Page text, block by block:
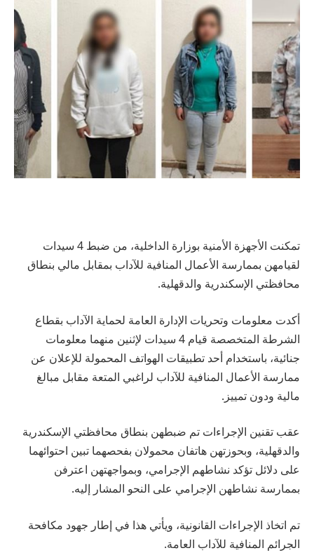
تمكنت الأجهزة الأمنية بوزارة الداخلية، من ضبط 4 سيدات
لقيامهن بممارسة الأعمال المنافية للآداب بمقابل مالي بنطاق
محافظتي الإسكندرية والدقهلية.
أكدت معلومات وتحريات الإدارة العامة لحماية الآداب بقطاع
الشرطة المتخصصة قيام 4 سيدات لإثنين منهما معلومات
جنائية، باستخدام أحد تطبيقات الهواتف المحمولة للإعلان عن
ممارسة الأعمال المنافية للآداب لراغبي المتعة مقابل مبالغ
مالية ودون تمييز.
عقب تقنين الإجراءات تم ضبطهن بنطاق محافظتي الإسكندرية
والدقهلية، وبحوزتهن هاتفان محمولان بفحصهما تبين احتوائهما
على دلائل تؤكد نشاطهم الإجرامي، وبمواجهتهن اعترفن
بممارسة نشاطهن الإجرامي على النحو المشار إليه.
تم اتخاذ الإجراءات القانونية، ويأتي هذا في إطار جهود مكافحة
الجرائم المنافية للآداب العامة.